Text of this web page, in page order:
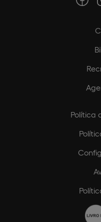
Política